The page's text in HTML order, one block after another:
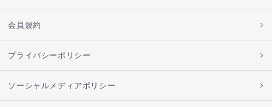
会員規約
プライバシーポリシー
ソーシャルメディアポリシー